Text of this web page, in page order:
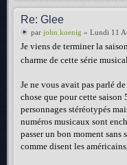
Re: Glee
par john.koenig » Lundi 11
Je viens de terminer la
charme de cette série
Je ne vous avait pas parlé
chose que pour cette saison
personnages stéréotypés
numéros musicaux sont
passer un bon moment sans
comme disent les